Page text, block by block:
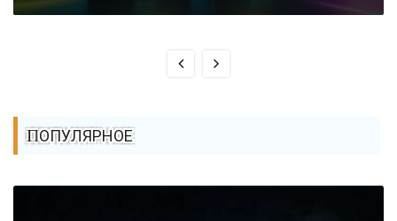
ПОПУЛЯРНОЕ